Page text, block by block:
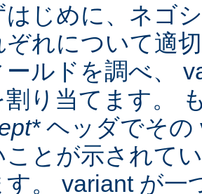
はじめに、ネゴ
ぞれについて適
ールドを調べ、
割り当てます。
ヘッダでその
ことが示されて
す。 variant が